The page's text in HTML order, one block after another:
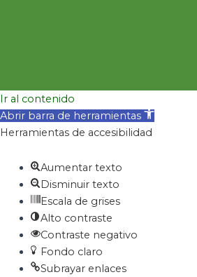
Ir al contenido
Abrir barra de herramientas
Herramientas de accesibilidad
Aumentar texto
Disminuir texto
Escala de grises
Alto contraste
Contraste negativo
Fondo claro
Subrayar enlaces